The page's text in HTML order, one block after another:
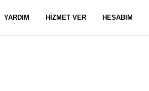
YARDIM HİZMET VER HESABIM